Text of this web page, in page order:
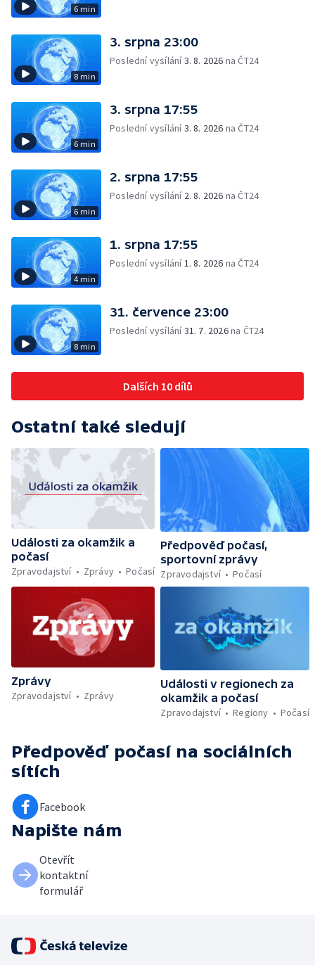
6 min
8 min
3. srpna 23:00
Poslední vysílání3. 8. 2026 na ČT24
6 min
3. srpna 17:55
Poslední vysílání3. 8. 2026 na ČT24
6 min
2. srpna 17:55
Poslední vysílání 2. 8. 2026 na ČT24
4 min
1. srpna 17:55
Poslední vysílání1. 8. 2026 na ČT24
8 min
31. července 23:00
Poslední vysílání31. 7. 2026na ČT24
Dalších 10 dílů
Ostatní také sledují
Události za okamžik a
počasí
Zpravodajství
Zprávy Počasí
Předpověď počasí,
sportovní zprávy
Zpravodajství
Počasí
Zprávy
Zpravodajství
Zprávy
Události v regionech za
okamžik a počasí
Zpravodajství
Regiony Počasí
Předpověď počasí na sociálních
sítích
Facebook
Napište nám
Otevřít
kontaktní
formulář